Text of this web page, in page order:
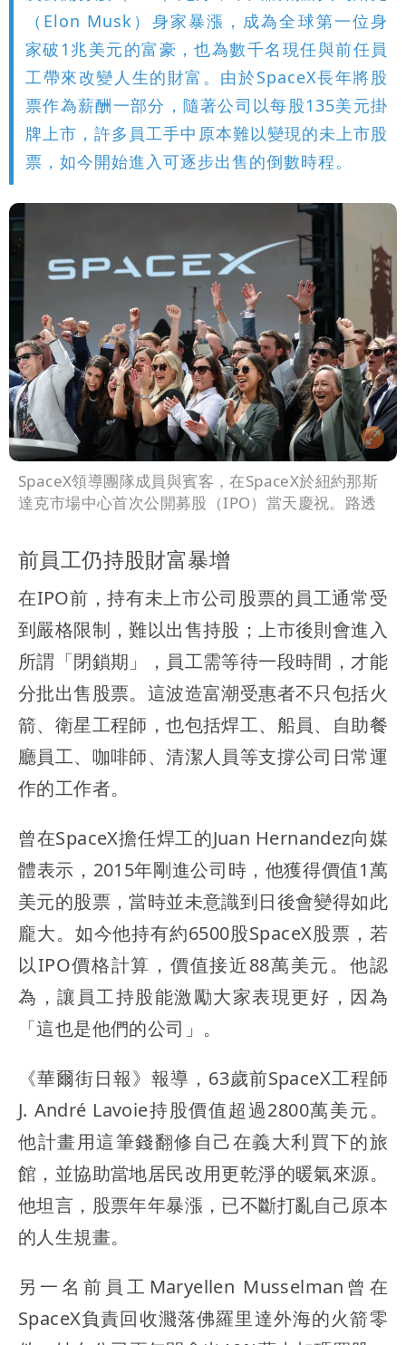
（Elon Musk）身家暴漲，成為全球第一位身
家破1兆美元的富豪，也為數千名現任與前任員
工帶來改變人生的財富。由於SpaceX長年將股
票作為薪酬一部分，隨著公司以每股135美元掛
牌上市，許多員工手中原本難以變現的未上市股
票，如今開始進入可逐步出售的倒數時程。
SpaceX領導團隊成員與賓客，在SpaceX於紐約那斯
達克市場中心首次公開募股（IPO）當天慶祝。路透
前員工仍持股財富暴增
在IPO前，持有未上市公司股票的員工通常受
到嚴格限制，難以出售持股；上市後則會進入
所謂「閉鎖期」，員工需等待一段時間，才能
分批出售股票。這波造富潮受惠者不只包括火
箭、衛星工程師，也包括焊工、船員、自助餐
廳員工、咖啡師、清潔人員等支撐公司日常運
作的工作者。
曾在SpaceX擔任焊工的Juan Hernandez向媒
體表示，2015年剛進公司時，他獲得價值1萬
美元的股票，當時並未意識到日後會變得如此
龐大。如今他持有約6500股SpaceX股票，若
以IPO價格計算，價值接近88萬美元。他認
為，讓員工持股能激勵大家表現更好，因為
「這也是他們的公司」。
《華爾街日報》報導，63歲前SpaceX工程師
J. André Lavoie持股價值超過2800萬美元。
他計畫用這筆錢翻修自己在義大利買下的旅
館，並協助當地居民改用更乾淨的暖氣來源。
他坦言，股票年年暴漲，已不斷打亂自己原本
的人生規畫。
另一名前員工Maryellen Musselman曾在
SpaceX負責回收濺落佛羅里達外海的火箭零